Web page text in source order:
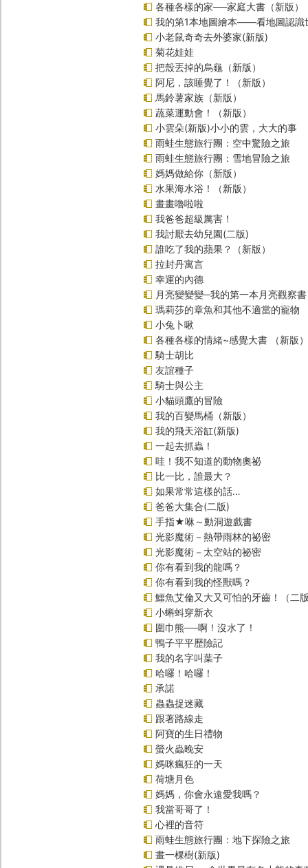
各種各樣的家──家庭大書（新版）
我的第1本地圖繪本――看地圖認識
小老鼠奇奇去外婆家(新版)
菊花娃娃
把殼丟掉的烏龜（新版）
阿尼，該睡覺了！（新版）
馬鈴薯家族（新版）
蔬菜運動會！（新版）
小雲朵(新版)小小的雲，大大的事
雨蛙生態旅行團：空中驚險之旅
雨蛙生態旅行團：雪地冒險之旅
媽媽做給你（新版）
水果海水浴！（新版）
畫畫嚕啦啦
我爸爸超級厲害！
我討厭去幼兒園(二版)
誰吃了我的蘋果？（新版）
拉封丹寓言
幸運的內德
月亮變變變─我的第一本月亮觀察書
瑪莉莎的章魚和其他不適當的寵物
小兔卜啾
各種各樣的情緒~感覺大書 （新版）
騎士胡比
友誼種子
騎士與公主
小貓頭鷹的冒險
我的百變馬桶（新版）
我的飛天浴缸(新版)
一起去抓蟲！
哇！我不知道的動物奧祕
比一比，誰最大？
如果常常這樣的話…
爸爸大集合(二版)
手指★咻～動洞遊戲書
光影魔術－熱帶雨林的祕密
光影魔術－太空站的祕密
你有看到我的龍嗎？
你有看到我的怪獸嗎？
鱷魚艾倫又大又可怕的牙齒！（二
小蝌蚪穿新衣
圍巾熊──啊！沒水了！
鴨子平平歷險記
我的名字叫葉子
哈囉！哈囉！
承諾
蟲蟲捉迷藏
跟著路線走
阿寶的生日禮物
螢火蟲晚安
媽咪瘋狂的一天
荷塘月色
媽媽，你會永遠愛我嗎？
我當哥哥了！
心裡的音符
雨蛙生態旅行團：地下探險之旅
畫一棵樹(新版)